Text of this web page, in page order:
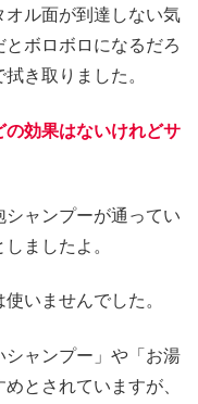
ル面が到達しない気
ボロボロになるだろ
き取りました。
の効果はないけれどサ
ャンプーが通ってい
ましたよ。
いませんでした。
シャンプー」や「お湯
とされていますが、